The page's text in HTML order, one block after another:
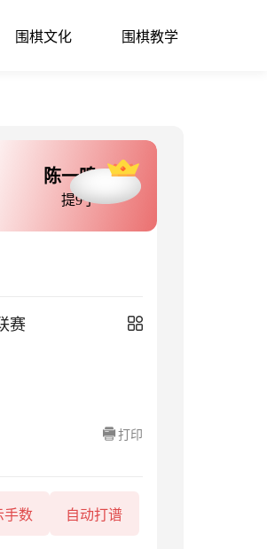
围棋文化 围棋教学
陈一鸣
提9子
赛
打印
手数 自动打谱